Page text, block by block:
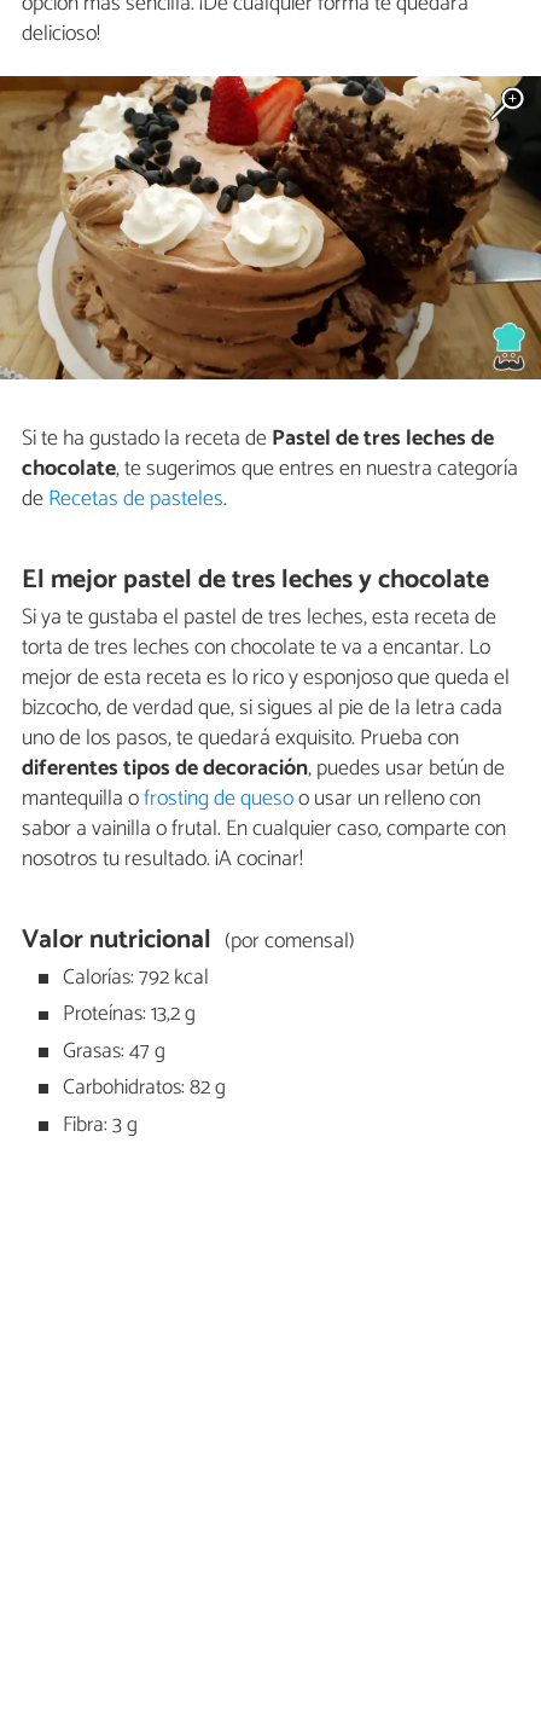
delicioso!
Si te ha gustado la receta dePastel de tres leches de
chocolate, te sugerimos que entres en nuestra categoría
deRecetas de pasteles.
El mejor pastel de tres leches y chocolate
Si ya te gustaba el pastel de tres leches, esta receta de
torta de tres leches con chocolate te va a encantar. Lo
mejor de esta receta es lo rico y esponjoso que queda el
bizcocho, de verdad que, si sigues al pie de la letra cada
uno de los pasos, te quedará exquisito. Prueba con
diferentes tipos de decoración, puedes usar betún de
mantequilla ofrosting de quesoo usar un relleno con
sabor a vainilla o frutal. En cualquier caso, comparte con
nosotros tu resultado. ¡A cocinar!
Valor nutricional (por comensal)
Calorías: 792 kcal
Proteínas: 13,2 g
Grasas: 47 g
Carbohidratos: 82 g
Fibra: 3 g